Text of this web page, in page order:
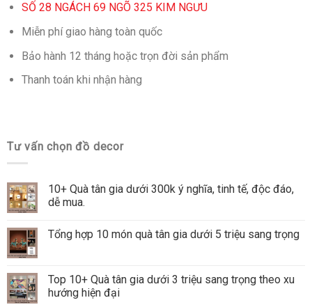
SỐ 28 NGÁCH 69 NGÕ 325 KIM NGƯU
Miễn phí giao hàng toàn quốc
Bảo hành 12 tháng hoặc trọn đời sản phẩm
Thanh toán khi nhận hàng
Tư vấn chọn đồ decor
10+ Quà tân gia dưới 300k ý nghĩa, tinh tế, độc đáo,
dễ mua.
Tổng hợp 10 món quà tân gia dưới 5 triệu sang trọng
Top 10+ Quà tân gia dưới 3 triệu sang trọng theo xu
hướng hiện đại